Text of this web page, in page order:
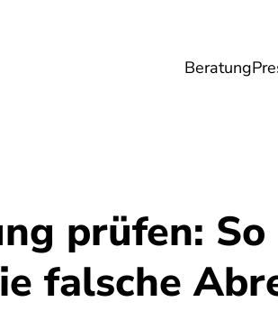
Beratung
Gesundheit
prüfen: So
falsche